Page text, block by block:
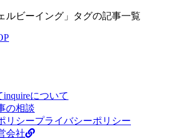
ルビーイング」タグの記事一覧
inquireについて
の相談
リシープライバシーポリシー
会社